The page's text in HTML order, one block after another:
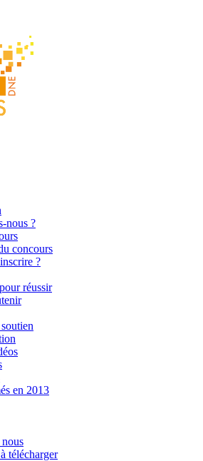
nous ?
concours
?
réussir
en 2013
télécharger